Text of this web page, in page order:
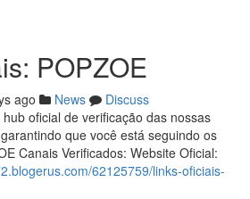
POPZOE
ago News
Discuss
oficial de verificação das nossas
que você está seguindo os
Canais Verificados: Website Oficial:
62125759/links-oficiais-